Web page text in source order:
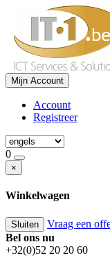
Mijn Account
Account
Registreer
0
×
Winkelwagen
Sluiten Vraag een
Bel ons nu
+32(0)52 20 20 60